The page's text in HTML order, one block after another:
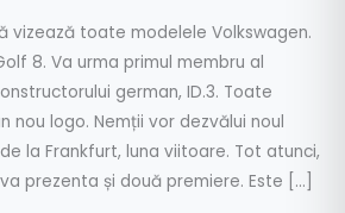
vizează toate modelele Volkswagen.
8. Va urma primul membru al
german, ID.3. Toate
nou logo. Nemții vor dezvălui noul
la Frankfurt, luna viitoare. Tot atunci,
prezenta și două premiere. Este […]